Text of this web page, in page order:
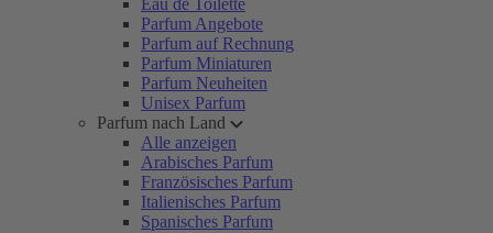
Eau de Toilette
Parfum Angebote
Parfum auf Rechnung
Parfum Miniaturen
Parfum Neuheiten
Unisex Parfum
Parfum nach Land
Alle anzeigen
Arabisches Parfum
Französisches Parfum
Italienisches Parfum
Spanisches Parfum